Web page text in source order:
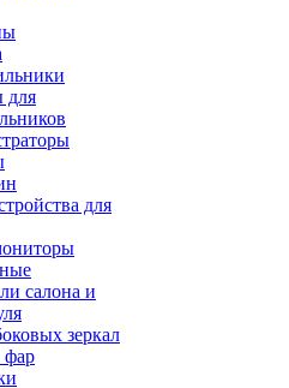
для
для
салона и
зеркал
фар